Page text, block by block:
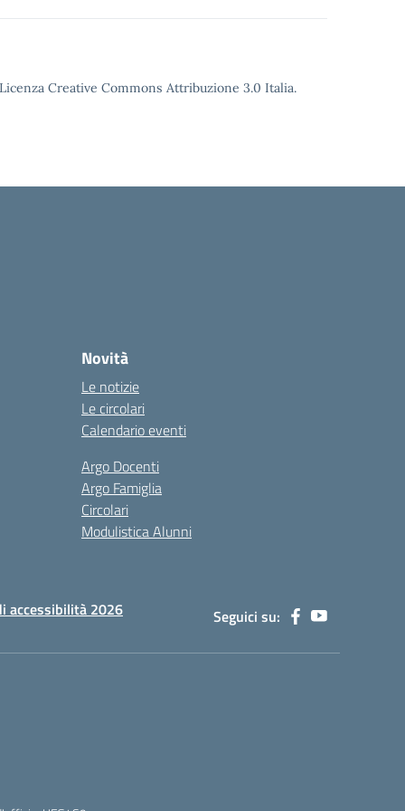
Creative Commons Attribuzione 3.0 Italia.
Novità
Le notizie
Le circolari
Calendario eventi
Argo Docenti
Argo Famiglia
Circolari
Modulistica Alunni
accessibilità 2026 Seguici su: